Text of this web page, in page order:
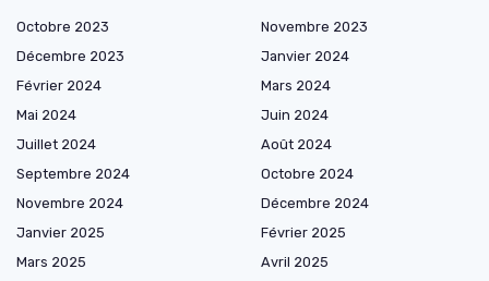
Octobre 2023
Novembre 2023
Décembre 2023
Janvier 2024
Février 2024
Mars 2024
Mai 2024
Juin 2024
Juillet 2024
Août 2024
Septembre 2024
Octobre 2024
Novembre 2024
Décembre 2024
Janvier 2025
Février 2025
Mars 2025
Avril 2025